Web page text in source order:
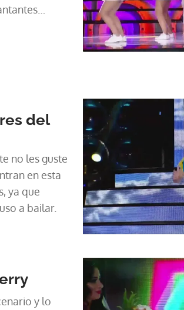
del
no les guste
en esta
ya que
a bailar.
y lo